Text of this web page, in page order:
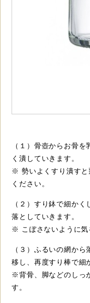
（１）骨壺からお骨
く潰していきます。
※ 勢いよくすり潰すと
ください。
（２）すり鉢で細か
落としていきます。
※ こぼさないように気
（３）ふるいの網か
移し、再度すり棒で細
※背骨、脚などのしっ
す。